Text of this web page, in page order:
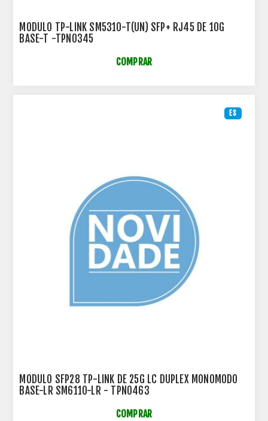
MODULO TP-LINK SM5310-T(UN) SFP+ RJ45 DE 10G
BASE-T -TPN0345
COMPRAR
ES
MODULO SFP28 TP-LINK DE 25G LC DUPLEX MONOMODO
BASE-LR SM6110-LR - TPN0463
COMPRAR